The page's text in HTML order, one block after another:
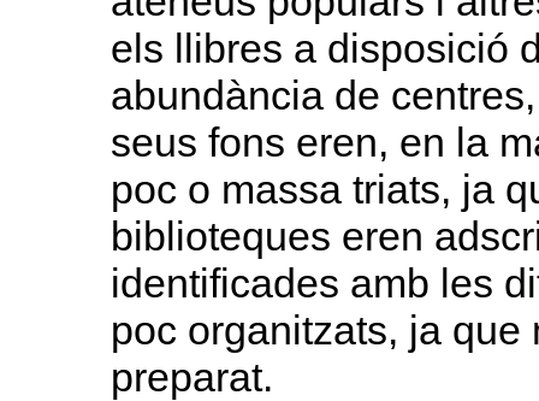
els llibres a disposició
abundància de
seus fons eren, en la
poc o massa triats, ja
biblioteques eren
identificades amb les
poc organitzats, ja
preparat.